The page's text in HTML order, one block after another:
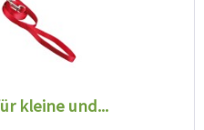
kleine und...